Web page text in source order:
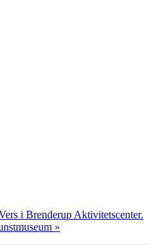
i Brenderup Aktivitetscenter.
»